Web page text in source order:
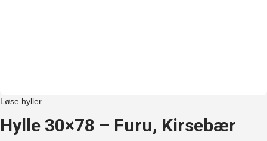
Løse hyller
Hylle 30×78 – Furu, Kirsebær